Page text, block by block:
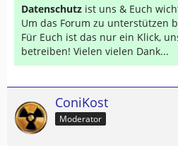
Datenschutz ist uns & Euch
Um das Forum zu unterstützen
Für Euch ist das nur ein Klick,
betreiben! Vielen vielen Dank...
ConiKost
Moderator